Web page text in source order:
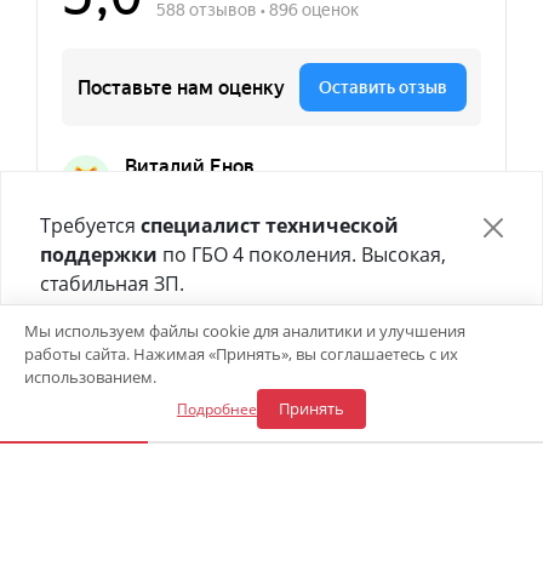
Мы используем файлы cookie для аналитики и улучшения
работы сайта. Нажимая «Принять», вы соглашаетесь с их
использованием.
Подробнее Принять
Требуется специалист технической
поддержки по ГБО 4 поколения. Высокая,
стабильная ЗП.
Отправьте своё резюме в форме ниже 👇
Откликнуться на вакансию